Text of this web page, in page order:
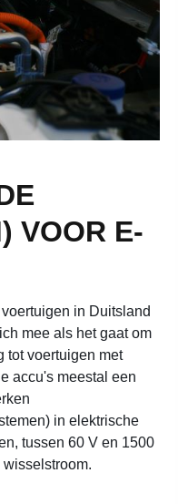
VOOR E-
in Duitsland
mee als het gaat om
tot voertuigen met
accu's meestal een
in elektrische
tussen 60 V en 1500